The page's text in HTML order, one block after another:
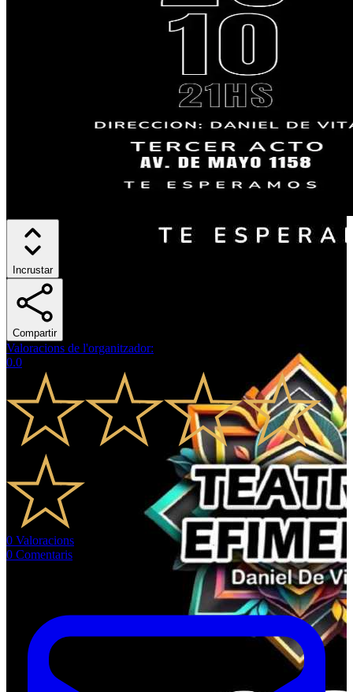
Incrustar
Compartir
Valoracions de l'organitzador:
0.0
0 Valoracions
0 Comentaris